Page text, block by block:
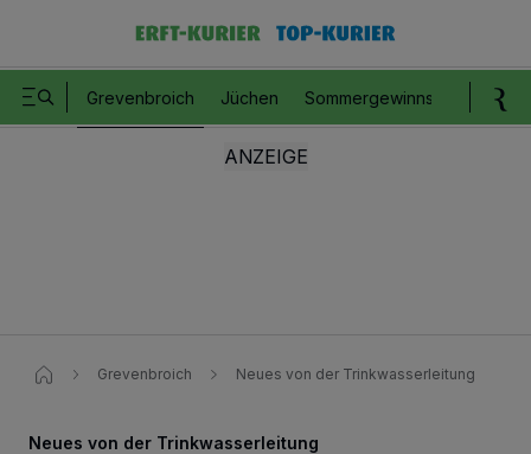
Grevenbroich Jüchen Sommergewinnspiel
Grevenbroich Neues von der Trinkwasserleitung​
Neues von der Trinkwasserleitung